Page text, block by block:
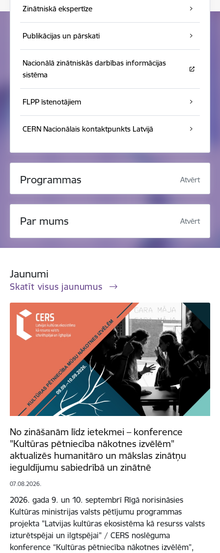
Zinātniskā ekspertīze
Publikācijas un pārskati
Nacionālā zinātniskās darbības informācijas
sistēma
FLPP īstenotājiem
CERN Nacionālais kontaktpunkts Latvijā
Programmas Atvērt
Par mums Atvērt
Jaunumi
Skatīt visus jaunumus
No zināšanām līdz ietekmei – konference
"Kultūras pētniecība nākotnes izvēlēm"
aktualizēs humanitāro un mākslas zinātņu
ieguldījumu sabiedrībā un zinātnē
07.08.2026.
2026. gada 9. un 10. septembrī Rīgā norisināsies
Kultūras ministrijas valsts pētījumu programmas
projekta "Latvijas kultūras ekosistēma kā resurss valsts
izturētspējai un ilgtspējai" / CERS noslēguma
konference “Kultūras pētniecība nākotnes izvēlēm”,